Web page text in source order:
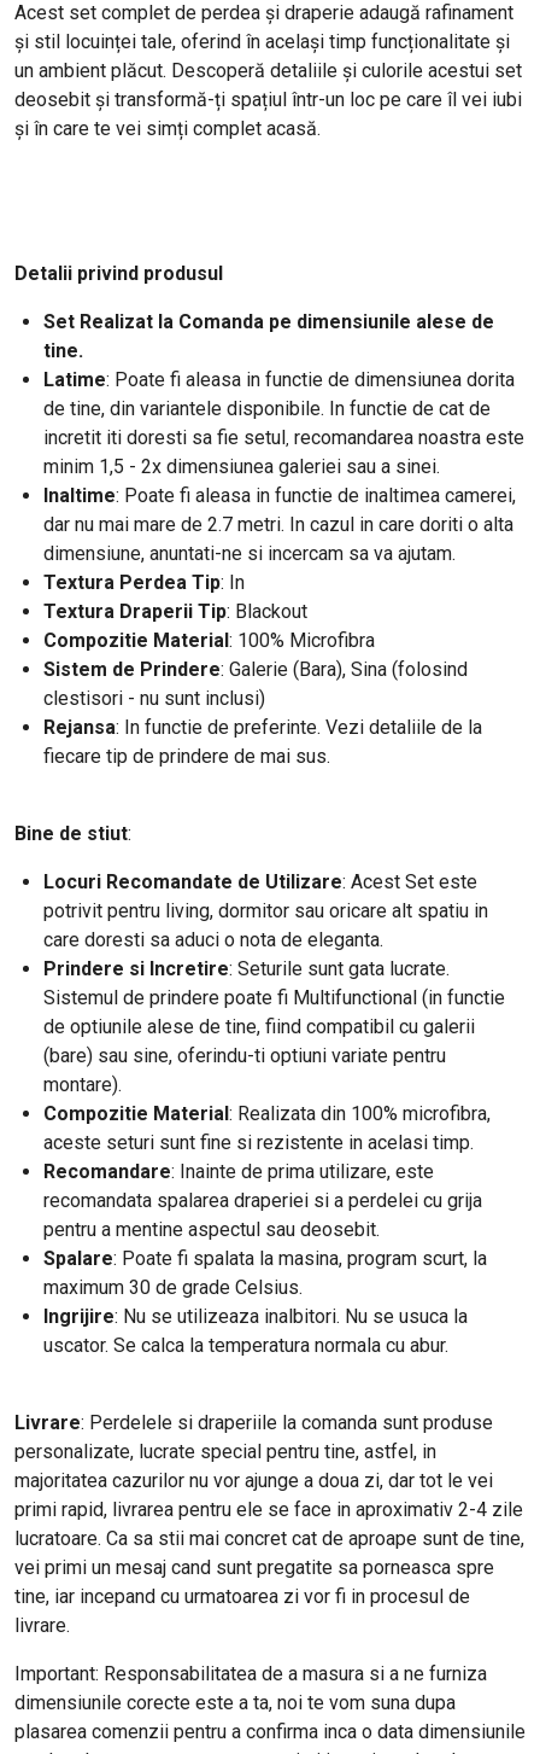
Acest set complet de perdea și draperie adaugă rafinament
și stil locuinței tale, oferind în același timp funcționalitate și
un ambient plăcut. Descoperă detaliile și culorile acestui set
deosebit și transformă-ți spațiul într-un loc pe care îl vei iubi
și în care te vei simți complet acasă.
Detalii privind produsul
Set Realizat la Comanda pe dimensiunile alese de
tine.
Latime: Poate fi aleasa in functie de dimensiunea dorita
de tine, din variantele disponibile. In functie de cat de
incretit iti doresti sa fie setul, recomandarea noastra este
minim 1,5 - 2x dimensiunea galeriei sau a sinei.
Inaltime: Poate fi aleasa in functie de inaltimea camerei,
dar nu mai mare de 2.7 metri. In cazul in care doriti o alta
dimensiune, anuntati-ne si incercam sa va ajutam.
Textura Perdea Tip: In
Textura Draperii Tip: Blackout
Compozitie Material: 100% Microfibra
Sistem de Prindere: Galerie (Bara), Sina (folosind
clestisori - nu sunt inclusi)
Rejansa: In functie de preferinte. Vezi detaliile de la
fiecare tip de prindere de mai sus.
Bine de stiut:
Locuri Recomandate de Utilizare: Acest Set este
potrivit pentru living, dormitor sau oricare alt spatiu in
care doresti sa aduci o nota de eleganta.
Prindere si Incretire: Seturile sunt gata lucrate.
Sistemul de prindere poate fi Multifunctional (in functie
de optiunile alese de tine, fiind compatibil cu galerii
(bare) sau sine, oferindu-ti optiuni variate pentru
montare).
Compozitie Material: Realizata din 100% microfibra,
aceste seturi sunt fine si rezistente in acelasi timp.
Recomandare: Inainte de prima utilizare, este
recomandata spalarea draperiei si a perdelei cu grija
pentru a mentine aspectul sau deosebit.
Spalare: Poate fi spalata la masina, program scurt, la
maximum 30 de grade Celsius.
Ingrijire: Nu se utilizeaza inalbitori. Nu se usuca la
uscator. Se calca la temperatura normala cu abur.
Livrare: Perdelele si draperiile la comanda sunt produse
personalizate, lucrate special pentru tine, astfel, in
majoritatea cazurilor nu vor ajunge a doua zi, dar tot le vei
primi rapid, livrarea pentru ele se face in aproximativ 2-4 zile
lucratoare. Ca sa stii mai concret cat de aproape sunt de tine,
vei primi un mesaj cand sunt pregatite sa porneasca spre
tine, iar incepand cu urmatoarea zi vor fi in procesul de
livrare.
Important: Responsabilitatea de a masura si a ne furniza
dimensiunile corecte este a ta, noi te vom suna dupa
plasarea comenzii pentru a confirma inca o data dimensiunile